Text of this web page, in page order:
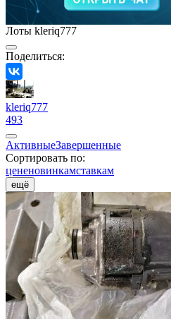
Лоты kleriq777
Поделиться:
kleriq777
493
АктивныеЗавершенные
Сортировать по:
цененовинкамставкам
ещё